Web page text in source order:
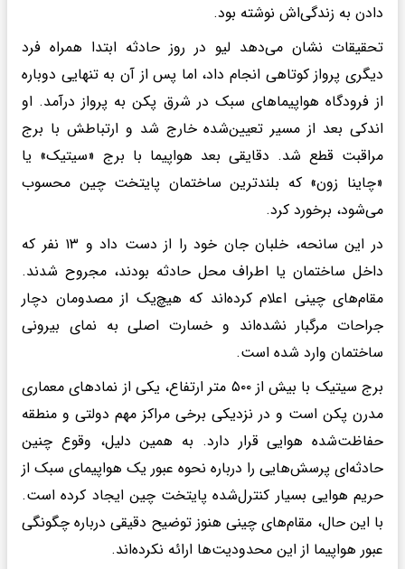
دادن به زندگی‌اش نوشته بود.
تحقیقات نشان می‌دهد لیو در روز حادثه ابتدا همراه فرد
دیگری پرواز کوتاهی انجام داد، اما پس از آن به تنهایی دوباره
از فرودگاه هواپیماهای سبک در شرق پکن به پرواز درآمد. او
اندکی بعد از مسیر تعیین‌شده خارج شد و ارتباطش با برج
مراقبت قطع شد. دقایقی بعد هواپیما با برج «سیتیک» یا
«چاینا زون» که بلندترین ساختمان پایتخت چین محسوب
می‌شود، برخورد کرد.
در این سانحه، خلبان جان خود را از دست داد و ۱۳ نفر که
داخل ساختمان یا اطراف محل حادثه بودند، مجروح شدند.
مقام‌های چینی اعلام کرده‌اند که هیچ‌یک از مصدومان دچار
جراحات مرگبار نشده‌اند و خسارت اصلی به نمای بیرونی
ساختمان وارد شده است.
برج سیتیک با بیش از ۵۰۰ متر ارتفاع، یکی از نمادهای معماری
مدرن پکن است و در نزدیکی برخی مراکز مهم دولتی و منطقه
حفاظت‌شده هوایی قرار دارد. به همین دلیل، وقوع چنین
حادثه‌ای پرسش‌هایی را درباره نحوه عبور یک هواپیمای سبک از
حریم هوایی بسیار کنترل‌شده پایتخت چین ایجاد کرده است.
با این حال، مقام‌های چینی هنوز توضیح دقیقی درباره چگونگی
عبور هواپیما از این محدودیت‌ها ارائه نکرده‌اند.